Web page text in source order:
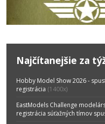
Najčítanejšie za
Hobby Model Show 2026 -
registrácia (1400x)
EastModels Challenge
registrácia súťažných tímov